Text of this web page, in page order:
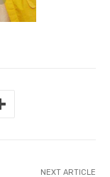
NEXT ARTICLE